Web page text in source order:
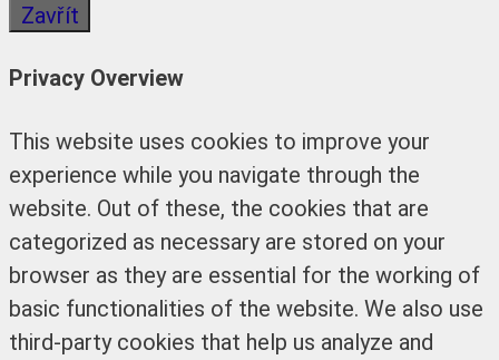
Zavřít
Privacy Overview
This website uses cookies to improve your
experience while you navigate through the
website. Out of these, the cookies that are
categorized as necessary are stored on your
browser as they are essential for the working of
basic functionalities of the website. We also use
third-party cookies that help us analyze and